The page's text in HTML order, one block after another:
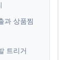
과 상품찜
트리거